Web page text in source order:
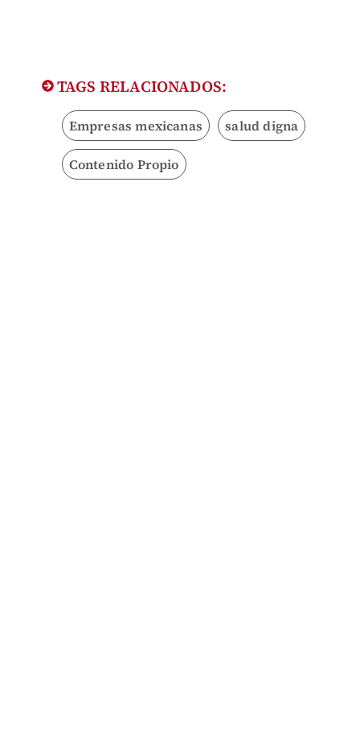
TAGS RELACIONADOS:
Empresas mexicanas salud digna
Contenido Propio